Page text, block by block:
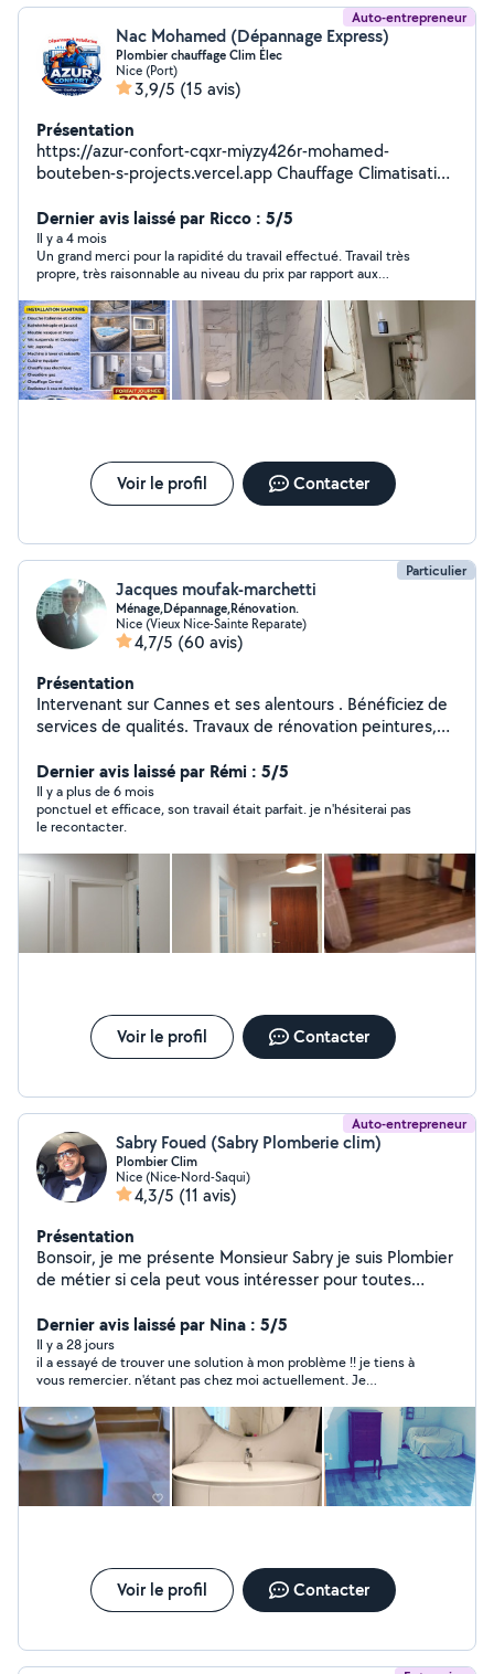
Auto-entrepreneur
Nac Mohamed (Dépannage Express)
Plombier chauffage Clim Élec
Nice (Port)
3,9/5 (15 avis)
Présentation
https://azur-confort-cqxr-miyzy426r-mohamed-
bouteben-s-projects.vercel.app Chauffage Climatisation
Depannage matériel de boulangerie pâtisserie cuisine
pro , plomberie Je précise !! Je ne travaille pas avec
certains clientèle
Dernier avis laissé par Ricco : 5/5
Il y a 4 mois
Un grand merci pour la rapidité du travail effectué. Travail très
propre, très raisonnable au niveau du prix par rapport aux
honnêtes, un grand merci. Je recommande vivement et je
reviendrai vers lui si nécessaire avec toute ma confiance.
Voir le profil Contacter
Particulier
Jacques moufak-marchetti
Ménage,Dépannage,Rénovation.
Nice (Vieux Nice-Sainte Reparate)
4,7/5 (60 avis)
Présentation
Intervenant sur Cannes et ses alentours . Bénéficiez de
services de qualités. Travaux de rénovation peintures,
contact : Mr Marchetti jacques Cordialement,
Dernier avis laissé par Rémi : 5/5
Il y a plus de 6 mois
ponctuel et efficace, son travail était parfait. je n'hésiterai pas
le recontacter.
Voir le profil Contacter
Auto-entrepreneur
Sabry Foued (Sabry Plomberie clim)
Plombier Clim
Nice (Nice-Nord-Saqui)
4,3/5 (11 avis)
Présentation
Bonsoir, je me présente Monsieur Sabry je suis Plombier
de métier si cela peut vous intéresser pour toutes
pose climatisation et dépannage plomberie Facture
Dernier avis laissé par Nina : 5/5
Il y a 28 jours
il a essayé de trouver une solution à mon problème !! je tiens à
vous remercier. n'étant pas chez moi actuellement. Je
Voir le profil Contacter